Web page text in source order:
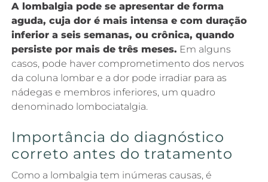
A lombalgia pode se apresentar de forma
aguda, cuja dor é mais intensa e com duração
inferior a seis semanas, ou crônica, quando
persiste por mais de três meses. Em alguns
casos, pode haver comprometimento dos nervos
da coluna lombar e a dor pode irradiar para as
nádegas e membros inferiores, um quadro
denominado lombociatalgia.
Importância do diagnóstico
correto antes do tratamento
Como a lombalgia tem inúmeras causas, é